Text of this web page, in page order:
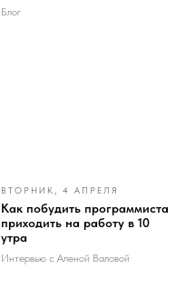
Блог
ВТОРНИК, 4 АПРЕЛЯ
Как побудить программиста
приходить на работу в 10
утра
Интервью с Аленой Валовой